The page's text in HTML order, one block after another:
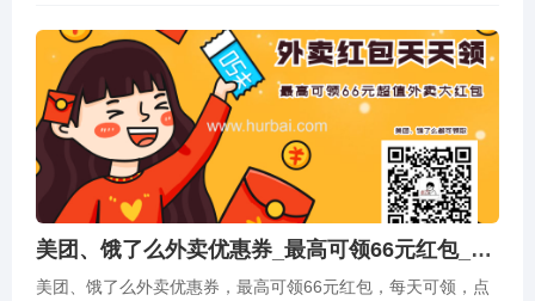
美团、饿了么外卖优惠券_最高可领66元红包_每天可领
美团、饿了么外卖优惠券，最高可领66元红包，每天可领，点